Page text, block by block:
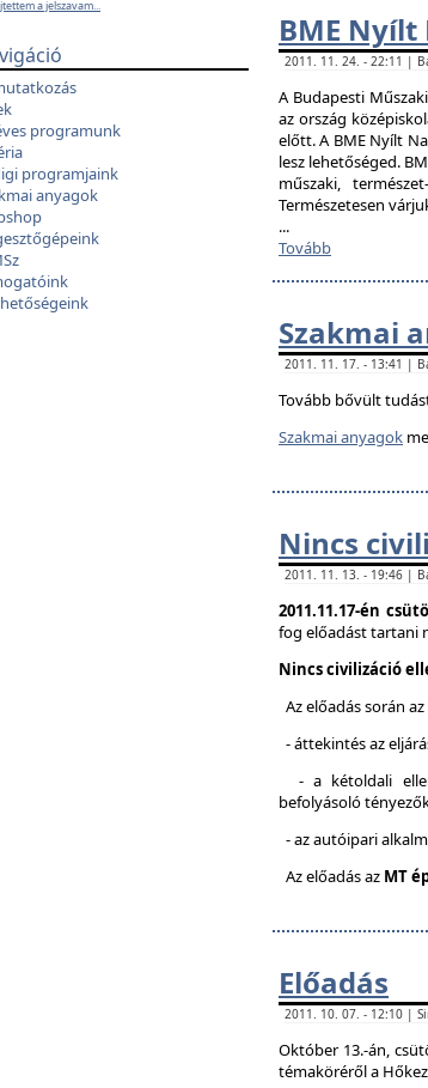
a jelszavam...
programunk
programjaink
anyagok
BME Nyílt
2011. 11. 24. - 22:11 |
A Budapesti
az ország
előtt. A BME Nyílt
lesz lehetőséged.
műszaki,
Természetesen
...
Tovább
Szakmai
2011. 11. 17. - 13:41 |
Tovább bővült
Szakmai anyagok
Nincs
2011. 11. 13. - 19:46 |
2011.11.17-én
fog előadást tartani
Nincs civilizáció
Az előadás során
- áttekintés az
- a kétoldali
befolyásoló
- az autóipari
Az előadás az MT
Előadás
2011. 10. 07. - 12:10 |
Október 13.-án,
témaköréről a